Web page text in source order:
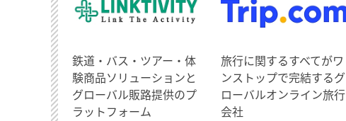
鉄道・バス・ツアー・体
験商品ソリューションと
グローバル販路提供のプ
ラットフォーム
旅行に関するすべてがワ
ンストップで完結するグ
ローバルオンライン旅行
会社